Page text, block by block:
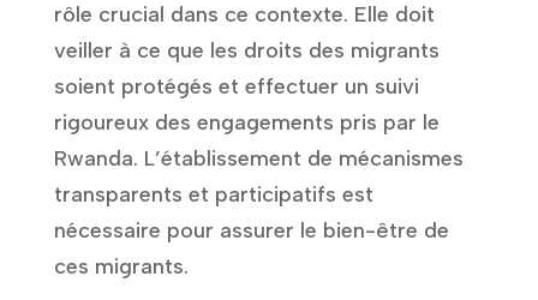
rôle crucial dans ce contexte. Elle doit
veiller à ce que les droits des migrants
soient protégés et effectuer un suivi
rigoureux des engagements pris par le
Rwanda. L’établissement de mécanismes
transparents et participatifs est
nécessaire pour assurer le bien-être de
ces migrants.